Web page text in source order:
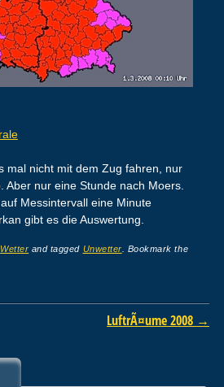
mal nicht mit dem Zug fahren, nur
Aber nur eine Stunde nach Moers.
Messintervall eine Minute
gibt es die Auswertung.
Wetter and tagged Unwetter . Bookmark the
LuftrÃ¤ume 2008 →